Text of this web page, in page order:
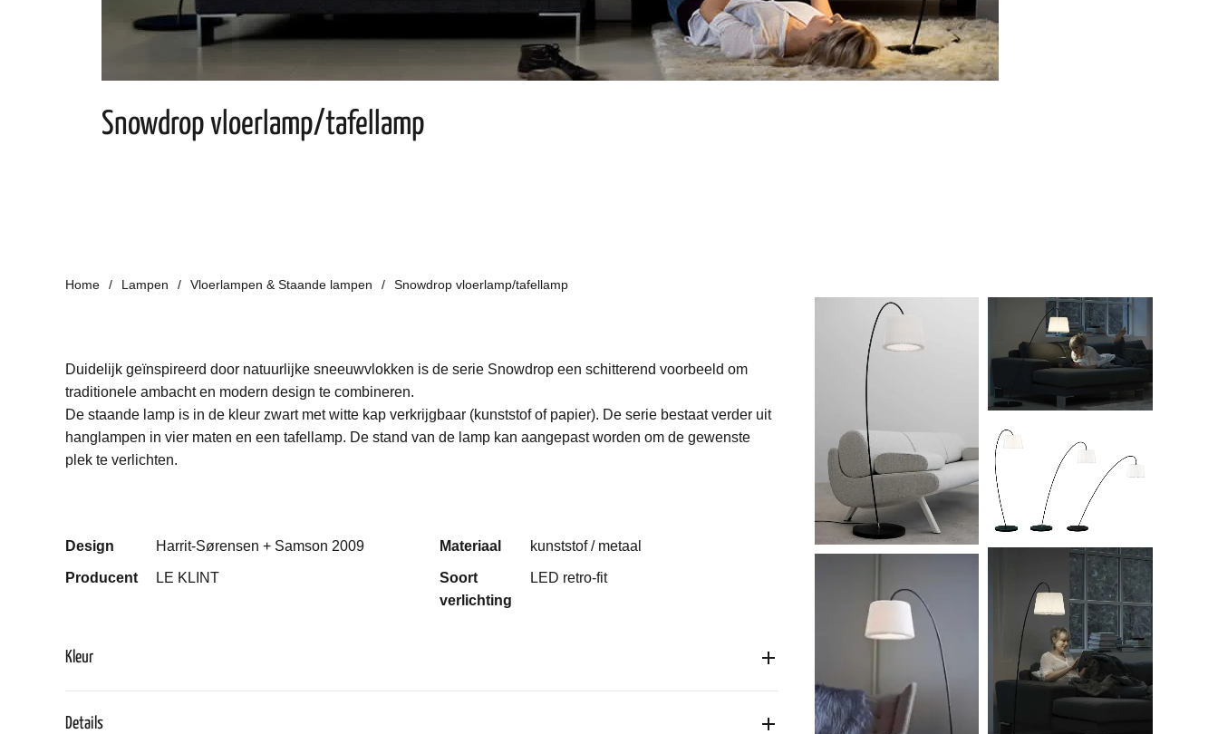
Snowdrop vloerlamp/tafellamp
Home Lampen Vloerlampen & Staande lampen Snowdrop vloerlamp/tafellamp
Duidelijk geïnspireerd door natuurlijke sneeuwvlokken is de serie Snowdrop een schitterend voorbeeld om
traditionele ambacht en modern design te combineren.
De staande lamp is in de kleur zwart met witte kap verkrijgbaar (kunststof of papier). De serie bestaat verder uit
hanglampen in vier maten en een tafellamp. De stand van de lamp kan aangepast worden om de gewenste
plek te verlichten.
Design Harrit-Sørensen + Samson 2009
Producent LE KLINT
Materiaal kunststof / metaal
Soort
verlichting
LED retro-fit
Kleur
Details